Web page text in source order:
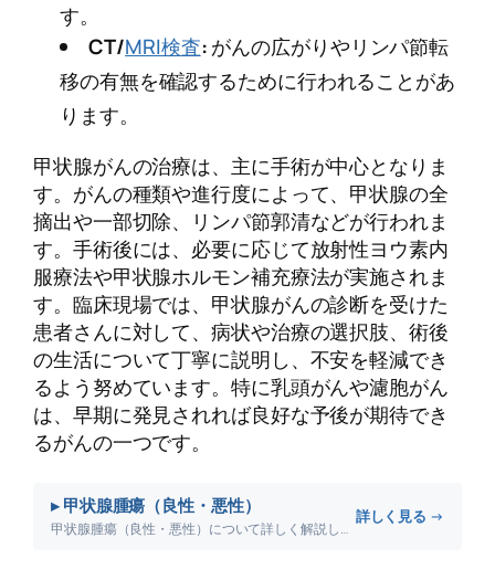
す。
CT/MRI検査:がんの広がりやリンパ節転
移の有無を確認するために行われることがあ
ります。
甲状腺がんの治療は、主に手術が中心となりま
す。がんの種類や進行度によって、甲状腺の全
摘出や一部切除、リンパ節郭清などが行われま
す。手術後には、必要に応じて放射性ヨウ素内
服療法や甲状腺ホルモン補充療法が実施されま
す。臨床現場では、甲状腺がんの診断を受けた
患者さんに対して、病状や治療の選択肢、術後
の生活について丁寧に説明し、不安を軽減でき
るよう努めています。特に乳頭がんや濾胞がん
は、早期に発見されれば良好な予後が期待でき
るがんの一つです。
▸ 甲状腺腫瘍（良性・悪性）
甲状腺腫瘍（良性・悪性）について詳しく解説します。
詳しく見る →